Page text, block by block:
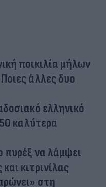
ποικιλία μήλων
άλλες δυο
ελληνικό
καλύτερα
πυρέξ να λάμψει
κιτρινίλας
στη